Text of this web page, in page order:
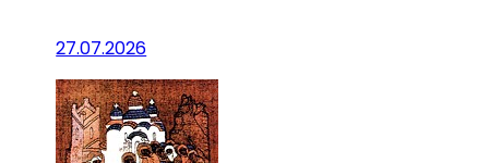
27.07.2026